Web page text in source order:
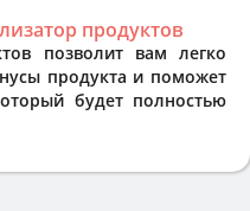
продуктов
позволит вам легко
продукта и поможет
будет полностью